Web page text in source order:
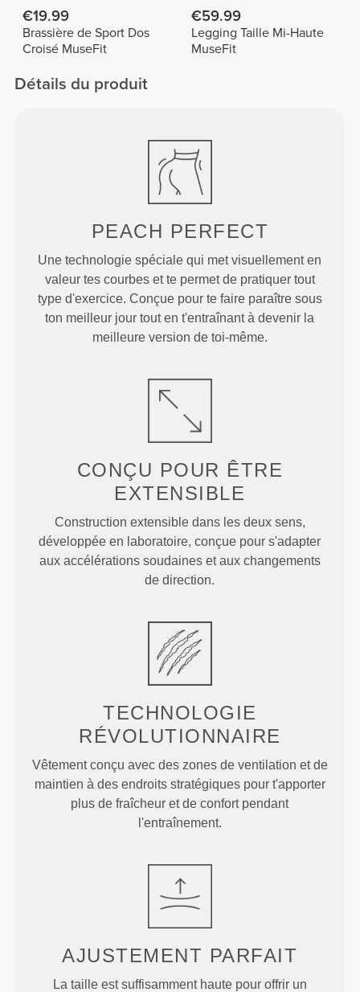
€19.99
Brassière de Sport Dos
Croisé MuseFit
€59.99
Legging Taille Mi-Haute
MuseFit
Détails du produit
PEACH PERFECT
Une technologie spéciale qui met visuellement en
valeur tes courbes et te permet de pratiquer tout
type d'exercice. Conçue pour te faire paraître sous
ton meilleur jour tout en t'entraînant à devenir la
meilleure version de toi-même.
CONÇU POUR ÊTRE
EXTENSIBLE
Construction extensible dans les deux sens,
développée en laboratoire, conçue pour s'adapter
aux accélérations soudaines et aux changements
de direction.
TECHNOLOGIE
RÉVOLUTIONNAIRE
Vêtement conçu avec des zones de ventilation et de
maintien à des endroits stratégiques pour t'apporter
plus de fraîcheur et de confort pendant
l'entraînement.
AJUSTEMENT PARFAIT
La taille est suffisamment haute pour offrir un